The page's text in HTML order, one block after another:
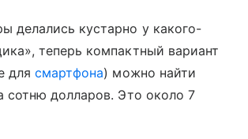
делались кустарно у какого-
теперь компактный вариант
для смартфона) можно найти
сотню долларов. Это около 7